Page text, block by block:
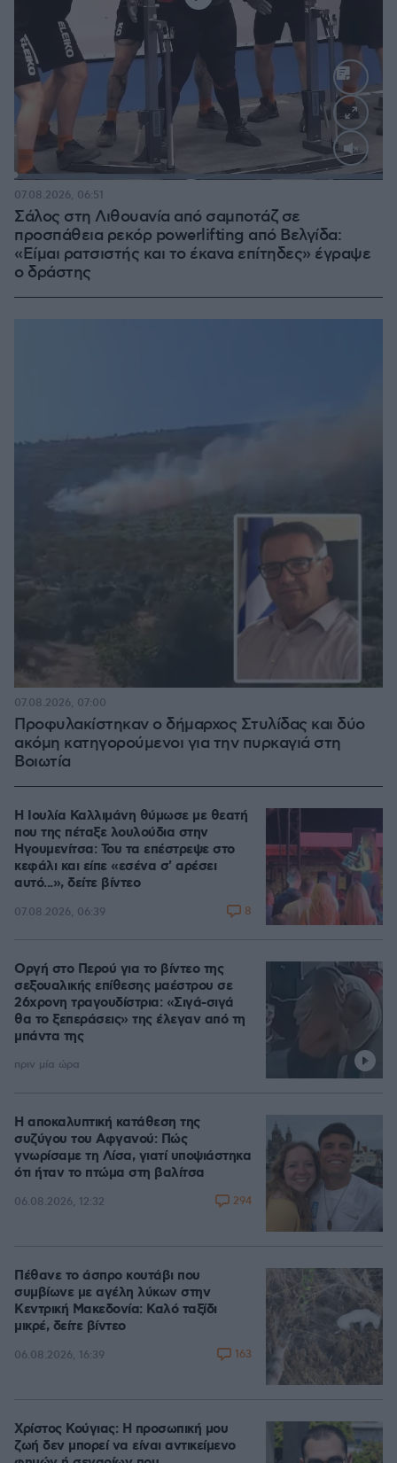
Loaded:
Σάλος στη Λιθουανία από σαμποτάζ σε
προσπάθεια ρεκόρ powerlifting από Βελγίδα:
«Είμαι ρατσιστής και το έκανα επίτηδες» έγραψε
ο δράστης
07.08.2026, 06:51
Προφυλακίστηκαν ο δήμαρχος Στυλίδας και δύο
ακόμη κατηγορούμενοι για την πυρκαγιά στη
Βοιωτία
07.08.2026, 07:00
Η Ιουλία Καλλιμάνη θύμωσε με θεατή
που της πέταξε λουλούδια στην
Ηγουμενίτσα: Του τα επέστρεψε στο
κεφάλι και είπε «εσένα σ' αρέσει
αυτό...», δείτε βίντεο
07.08.2026, 06:39 8
Οργή στο Περού για το βίντεο της
σεξουαλικής επίθεσης μαέστρου σε
26χρονη τραγουδίστρια: «Σιγά-σιγά
θα το ξεπεράσεις» της έλεγαν από τη
μπάντα της
πριν μία ώρα
Η αποκαλυπτική κατάθεση της
συζύγου του Αφγανού: Πώς
γνωρίσαμε τη Λίσα, γιατί υποψιάστηκα
ότι ήταν το πτώμα στη βαλίτσα
06.08.2026, 12:32 294
Πέθανε το άσπρο κουτάβι που
συμβίωνε με αγέλη λύκων στην
Κεντρική Μακεδονία: Καλό ταξίδι
μικρέ, δείτε βίντεο
06.08.2026, 16:39 163
Χρίστος Κούγιας: Η προσωπική μου
ζωή δεν μπορεί να είναι αντικείμενο